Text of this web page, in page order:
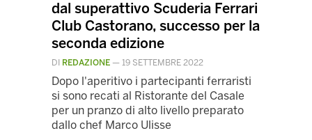
dal superattivo Scuderia Ferrari
Club Castorano, successo per la
seconda edizione
DI REDAZIONE — 19 SETTEMBRE 2022
Dopo l'aperitivo i partecipanti ferraristi
si sono recati al Ristorante del Casale
per un pranzo di alto livello preparato
dallo chef Marco Ulisse